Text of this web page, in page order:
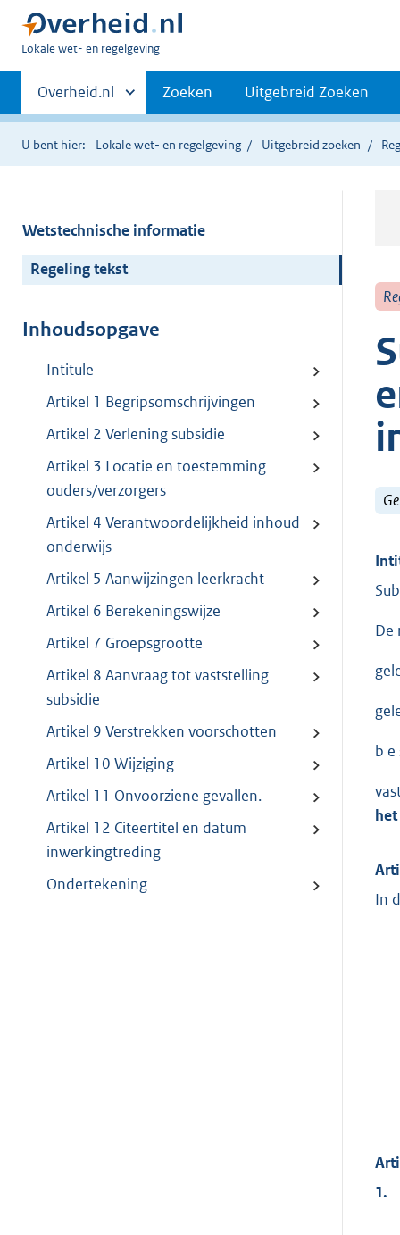
U
hier:
Lokale wet- en regelgeving
Primaire
navigatie
Andere
sites
binnen
Overheid.nl Zoeken Uitgebreid Zoeken
U bent hier: Lokale wet- en regelgeving Uitgebreid zoeken
Wetstechnische informatie
Regeling tekst
Inhoudsopgave
Intitule
Artikel 1 Begripsomschrijvingen
Artikel 2 Verlening subsidie
Artikel 3 Locatie en toestemming
ouders/verzorgers
Artikel 4 Verantwoordelijkheid inhoud
onderwijs
Artikel 5 Aanwijzingen leerkracht
Artikel 6 Berekeningswijze
Artikel 7 Groepsgrootte
Artikel 8 Aanvraag tot vaststelling
subsidie
Artikel 9 Verstrekken voorschotten
Artikel 10 Wijziging
Artikel 11 Onvoorziene gevallen.
Artikel 12 Citeertitel en datum
inwerkingtreding
Ondertekening
De
b e
In
1.